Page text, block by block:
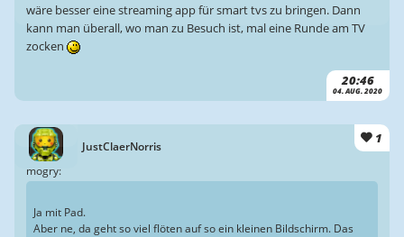
20:46
04. AUG. 2020
wäre besser eine streaming app für smart tvs zu bringen. Dann
kann man überall, wo man zu Besuch ist, mal eine Runde am TV
zocken
JustClaerNorris
1
mogry:
Ja mit Pad.
Aber ne, da geht so viel flöten auf so ein kleinen Bildschirm. Das